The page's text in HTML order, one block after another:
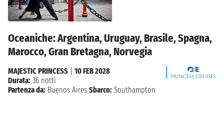
Oceaniche: Argentina, Uruguay, Brasile, Spagna,
Marocco, Gran Bretagna, Norvegia
MAJESTIC PRINCESS
10 FEB 2028
Durata: 36 notti
Partenza da: Buenos Aires Sbarco: Southampton